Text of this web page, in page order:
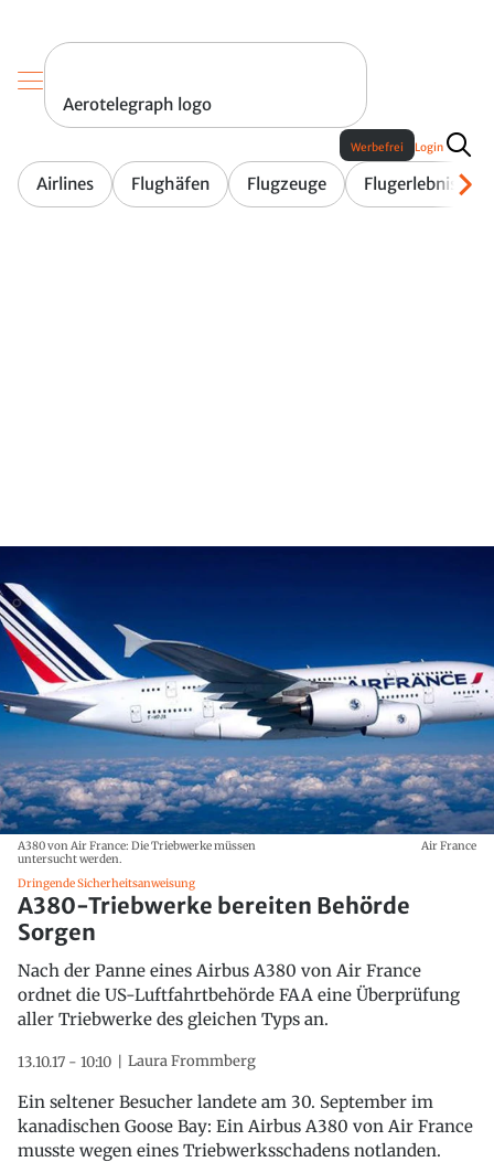
Aerotelegraph logo
Airlines Flughäfen Flugzeuge Flugerlebnis
Werbefrei Login
A380 von Air France: Die Triebwerke müssen
untersucht werden.
Air France
Dringende Sicherheitsanweisung
A380-Triebwerke bereiten Behörde
Sorgen
Nach der Panne eines Airbus A380 von Air France
ordnet die US-Luftfahrtbehörde FAA eine Überprüfung
aller Triebwerke des gleichen Typs an.
13.10.17 - 10:10 Laura Frommberg
Ein seltener Besucher landete am 30. September im
kanadischen Goose Bay: Ein Airbus A380 von Air France
musste wegen eines Triebwerksschadens notlanden.